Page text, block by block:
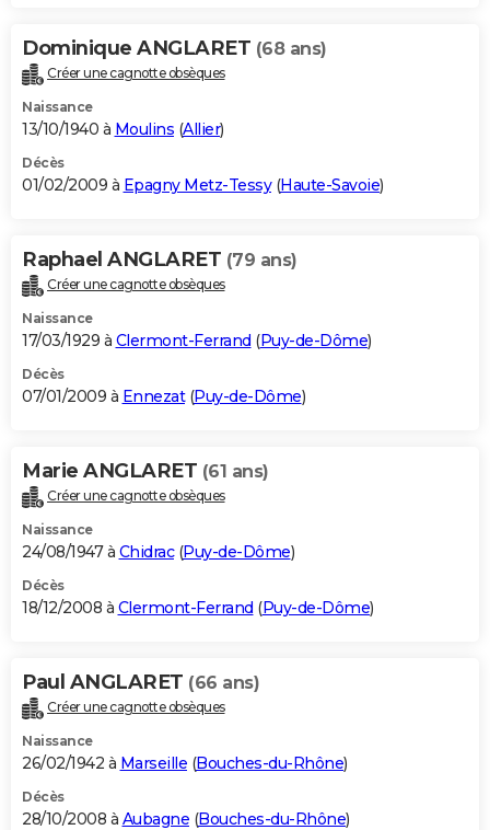
Dominique ANGLARET (68 ans)
Créer une cagnotte obsèques
Naissance
13/10/1940 à Moulins (Allier)
Décès
01/02/2009 à Epagny Metz-Tessy(Haute-Savoie)
Raphael ANGLARET (79 ans)
Créer une cagnotte obsèques
Naissance
17/03/1929 à Clermont-Ferrand (Puy-de-Dôme)
Décès
07/01/2009 à Ennezat(Puy-de-Dôme)
Marie ANGLARET (61 ans)
Créer une cagnotte obsèques
Naissance
24/08/1947 à Chidrac(Puy-de-Dôme)
Décès
18/12/2008 à Clermont-Ferrand (Puy-de-Dôme)
Paul ANGLARET (66 ans)
Créer une cagnotte obsèques
Naissance
26/02/1942 à Marseille (Bouches-du-Rhône)
Décès
28/10/2008 à Aubagne (Bouches-du-Rhône)